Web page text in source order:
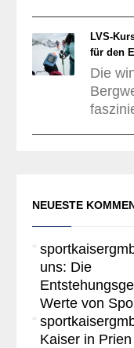
LVS-
für den
Die
NEUESTE
uns: Die
Werte von
Kaiser in